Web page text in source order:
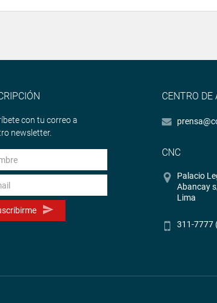
con tu correo a
newsletter.
CENTRO DE
CNC
Palacio
Abancay
Lima
311-7777